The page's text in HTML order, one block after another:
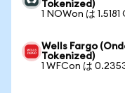
Tokenized)
1 NOWon は
Wells Fargo
Tokenized)
1 WFCon は